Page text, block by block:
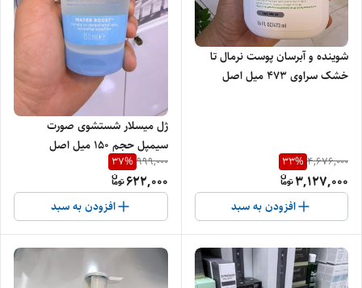
شوینده و آبرسان پوست نرمال تا
خشک سراوی 473 میل اصل
4,676,000
33%
3,127,000
افزودن به سبد
ژل میسلار شستشوی صورت
سیمپل حجم ۱۵۰ میل اصل
999,000
37%
622,000
افزودن به سبد